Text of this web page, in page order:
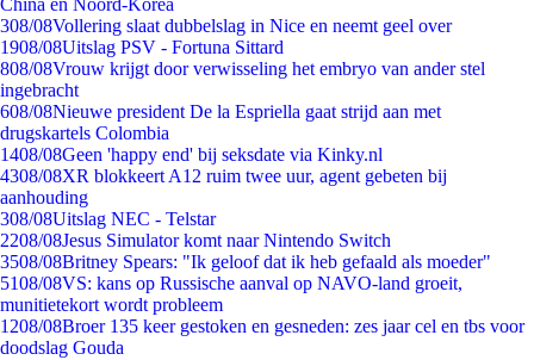
China en Noord-Korea
308/08Vollering slaat dubbelslag in Nice en neemt geel over
1908/08Uitslag PSV - Fortuna Sittard
808/08Vrouw krijgt door verwisseling het embryo van ander stel
ingebracht
608/08Nieuwe president De la Espriella gaat strijd aan met
drugskartels Colombia
1408/08Geen 'happy end' bij seksdate via Kinky.nl
4308/08XR blokkeert A12 ruim twee uur, agent gebeten bij
aanhouding
308/08Uitslag NEC - Telstar
2208/08Jesus Simulator komt naar Nintendo Switch
3508/08Britney Spears: "Ik geloof dat ik heb gefaald als moeder"
5108/08VS: kans op Russische aanval op NAVO-land groeit,
munitietekort wordt probleem
1208/08Broer 135 keer gestoken en gesneden: zes jaar cel en tbs voor
doodslag Gouda